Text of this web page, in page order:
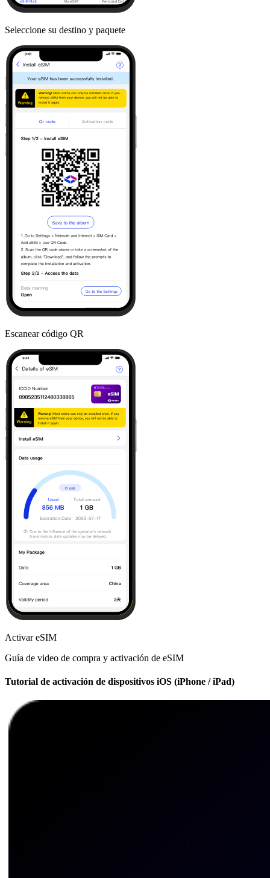
Seleccione su destino y paquete
Escanear código QR
Activar eSIM
Guía de video de compra y activación de eSIM
Tutorial de activación de dispositivos iOS (iPhone / iPad)